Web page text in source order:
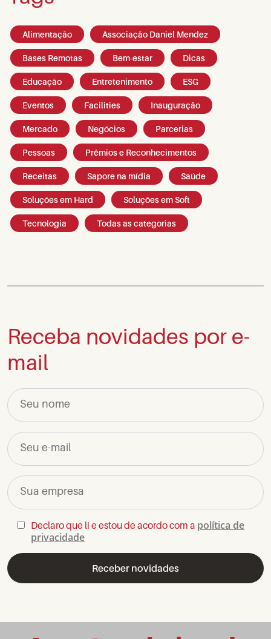
Alimentação Associação Daniel Mendez
Bases Remotas Bem-estar Dicas
Educação Entretenimento ESG
Eventos Facilities Inauguração
Mercado Negócios Parcerias
Pessoas Prêmios e Reconhecimentos
Receitas Sapore na mídia Saúde
Soluções em Hard Soluções em Soft
Tecnologia Todas as categorias
Receba novidades por e-
mail
Seu nome
Seu e-mail
Sua empresa
Declaro que li e estou de acordo com a política de
privacidade